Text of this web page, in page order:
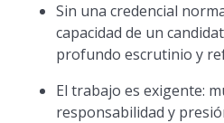
Sin una credencial
capacidad de un
profundo escrutinio y
El trabajo es exigente:
responsabilidad y